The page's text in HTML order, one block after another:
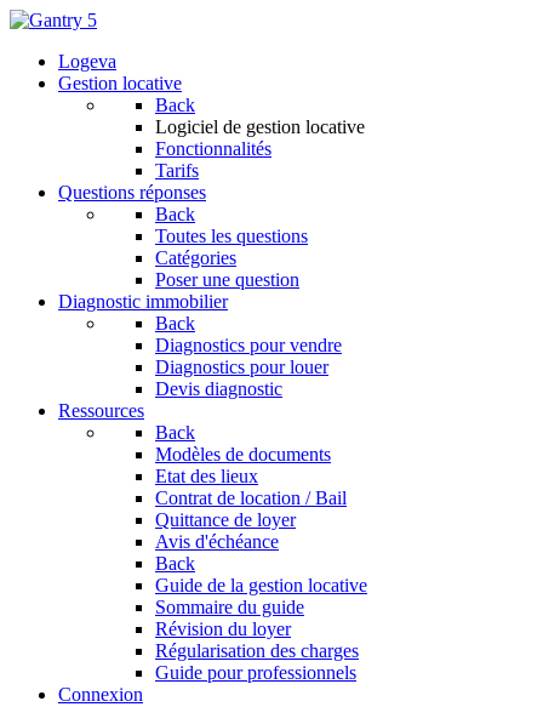
Logeva
Gestion locative
Back
Logiciel de gestion locative
Fonctionnalités
Tarifs
Questions réponses
Back
Toutes les questions
Catégories
Poser une question
Diagnostic immobilier
Back
Diagnostics pour vendre
Diagnostics pour louer
Devis diagnostic
Ressources
Back
Modèles de documents
Etat des lieux
Contrat de location / Bail
Quittance de loyer
Avis d'échéance
Back
Guide de la gestion locative
Sommaire du guide
Révision du loyer
Régularisation des charges
Guide pour professionnels
Connexion